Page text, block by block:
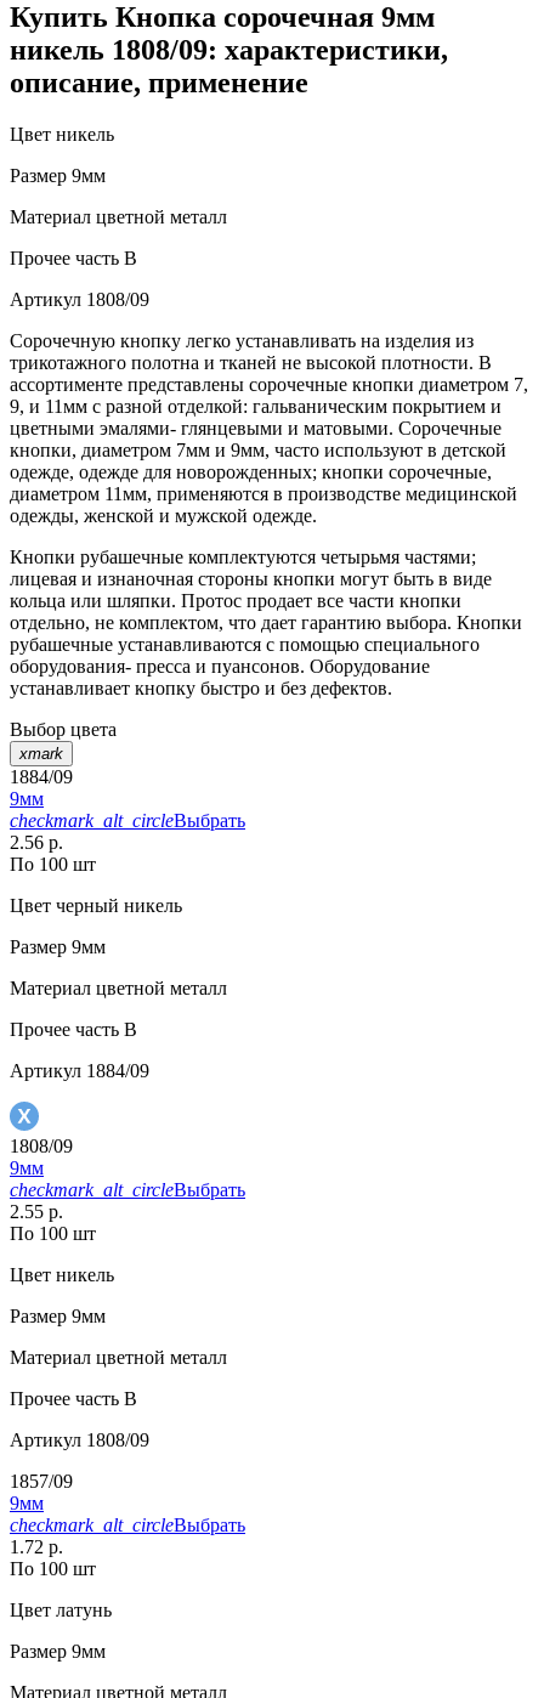
Купить Кнопка сорочечная 9мм
никель 1808/09: характеристики,
описание, применение
Цвет никель
Размер 9мм
Материал цветной металл
Прочее часть В
Артикул 1808/09
Сорочечную кнопку легко устанавливать на изделия из
трикотажного полотна и тканей не высокой плотности. В
ассортименте представлены сорочечные кнопки диаметром 7,
9, и 11мм с разной отделкой: гальваническим покрытием и
цветными эмалями- глянцевыми и матовыми. Сорочечные
кнопки, диаметром 7мм и 9мм, часто используют в детской
одежде, одежде для новорожденных; кнопки сорочечные,
диаметром 11мм, применяются в производстве медицинской
одежды, женской и мужской одежде.
Кнопки рубашечные комплектуются четырьмя частями;
лицевая и изнаночная стороны кнопки могут быть в виде
кольца или шляпки. Протос продает все части кнопки
отдельно, не комплектом, что дает гарантию выбора. Кнопки
рубашечные устанавливаются с помощью специального
оборудования- пресса и пуансонов. Оборудование
устанавливает кнопку быстро и без дефектов.
Выбор цвета
xmark
1884/09
9мм
checkmark_alt_circleВыбрать
2.56 р.
По 100 шт
Цвет черный никель
Размер 9мм
Материал цветной металл
Прочее часть В
Артикул 1884/09
1808/09
9мм
checkmark_alt_circleВыбрать
2.55 р.
По 100 шт
Цвет никель
Размер 9мм
Материал цветной металл
Прочее часть В
Артикул 1808/09
1857/09
9мм
checkmark_alt_circleВыбрать
1.72 р.
По 100 шт
Цвет латунь
Размер 9мм
Материал цветной металл